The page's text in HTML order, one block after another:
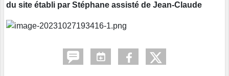
du site établi par Stéphane assisté de Jean-Claude